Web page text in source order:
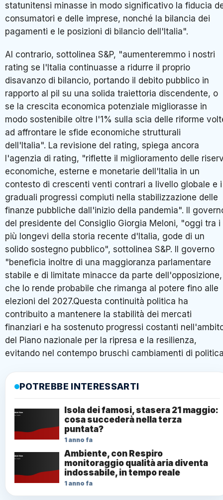
statunitensi minasse in modo significativo la fiducia
consumatori e delle imprese, nonché la bilancia dei
pagamenti e le posizioni di bilancio dell'Italia".
Al contrario, sottolinea S&P, "aumenteremmo i nostri
rating se l'Italia continuasse a ridurre il proprio
disavanzo di bilancio, portando il debito pubblico in
rapporto al pil su una solida traiettoria discendente, o
se la crescita economica potenziale migliorasse in
modo sostenibile oltre l'1% sulla scia delle riforme
ad affrontare le sfide economiche strutturali
dell'Italia". La revisione del rating, spiega ancora
l'agenzia di rating, "riflette il miglioramento delle
economiche, esterne e monetarie dell'Italia in un
contesto di crescenti venti contrari a livello globale e i
graduali progressi compiuti nella stabilizzazione delle
finanze pubbliche dall'inizio della pandemia". Il
del presidente del Consiglio Giorgia Meloni, "oggi tra i
più longevi della storia recente d'Italia, gode di un
solido sostegno pubblico", sottolinea S&P. Il governo
"beneficia inoltre di una maggioranza parlamentare
stabile e di limitate minacce da parte
che lo rende probabile che rimanga al potere fino alle
elezioni del 2027.Questa continuità politica ha
contribuito a mantenere la stabilità dei mercati
finanziari e ha sostenuto progressi costanti
del Piano nazionale per la ripresa e la resilienza,
evitando nel contempo bruschi cambiamenti di
POTREBBE INTERESSARTI
Isola dei famosi, stasera 21 maggio:
cosa succederà nella terza
puntata?
1 anno fa
Ambiente, con Respiro
monitoraggio qualità aria diventa
indossabile, in tempo reale
1 anno fa